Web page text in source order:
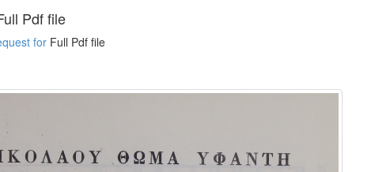
Pdf file
for Full Pdf file